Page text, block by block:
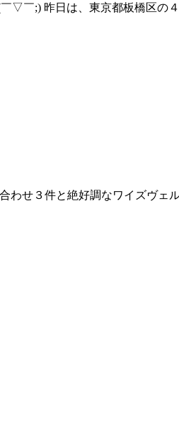
▽￣;) 昨日は、東京都板橋区の
わせ３件と絶好調なワイズヴ